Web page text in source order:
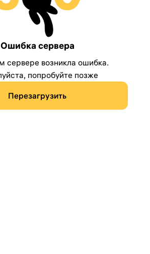
Ошибка сервера
сервере возникла ошибка.
попробуйте позже
Перезагрузить